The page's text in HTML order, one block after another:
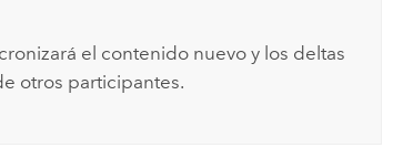
el contenido nuevo y los deltas
otros participantes.